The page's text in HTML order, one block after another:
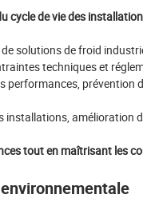
cycle de vie des
solutions de froid
techniques et
performances, prévention
installations, amélioration
tout en maîtrisant les